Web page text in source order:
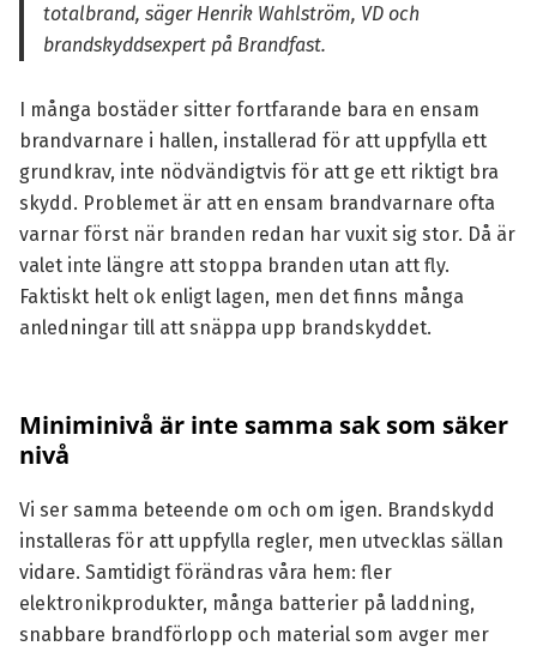
totalbrand, säger Henrik Wahlström, VD och
brandskyddsexpert på Brandfast.
I många bostäder sitter fortfarande bara en ensam
brandvarnare i hallen, installerad för att uppfylla ett
grundkrav, inte nödvändigtvis för att ge ett riktigt bra
skydd. Problemet är att en ensam brandvarnare ofta
varnar först när branden redan har vuxit sig stor. Då är
valet inte längre att stoppa branden utan att fly.
Faktiskt helt ok enligt lagen, men det finns många
anledningar till att snäppa upp brandskyddet.
Miniminivå är inte samma sak som säker
nivå
Vi ser samma beteende om och om igen. Brandskydd
installeras för att uppfylla regler, men utvecklas sällan
vidare. Samtidigt förändras våra hem: fler
elektronikprodukter, många batterier på laddning,
snabbare brandförlopp och material som avger mer